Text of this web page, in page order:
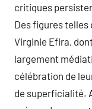
critiques
Des figures telles
Virginie Efira,
largement
célébration de
de superficialité.